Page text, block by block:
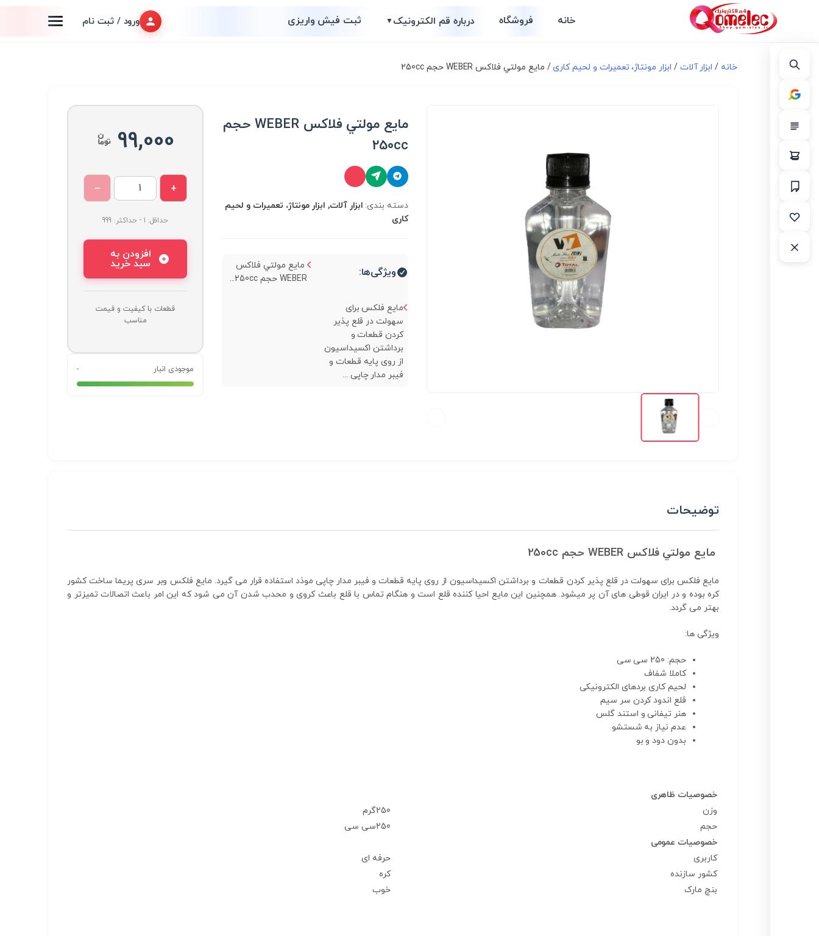
خانه فروشگاه درباره قم الکترونیک▼ ثبت فیش واریزی ورود / ثبت نام
خانه / ابزار آلات / ابزار مونتاژ، تعميرات و لحیم کاری/ مايع مولتي فلاكس WEBER حجم 250cc
مايع مولتي فلاكس WEBER حجم
250cc
دسته بندی: ابزار آلات, ابزار مونتاژ، تعميرات و لحیم
کاری
ویژگی‌ها:
مايع مولتي فلاكس
WEBER حجم 250cc...
مایع فلکس برای
سهولت در قلع پذیر
کردن قطعات و
برداشتن اکسیداسیون
از روی پایه قطعات و
فیبر مدار چاپی ...
99,000
+
−
حداقل: 1 - حداکثر: 999
افزودن به
سبد خرید
قطعات با کیفیت و قیمت
مناسب
موجودی انبار -
توضیحات
مايع مولتي فلاكس WEBER حجم 250cc
مایع فلکس برای سهولت در قلع پذیر کردن قطعات و برداشتن اکسیداسیون از روی پایه قطعات و فیبر مدار چاپی موذد استفاده قرار می گیرد. مایع فلکس وبر سری پریما ساخت کشور
کره بوده و در ایران قوطی های آن پر میشود. همچنین این مایع احیا کننده قلع است و هنگام تماس با قلع باعث کروی و محدب شدن آن می شود که این امر باعث اتصالات تمیزتر و
بهتر می گردد.
ویژگی ها:
حجم: 250 سی سی
کاملا شفاف
لحیم کاری بردهای الکترونیکی
قلع اندود کردن سر سیم
هنر تیفانی و استند گلس
عدم نیاز به شستشو
بدون دود و بو
خصوصیات ظاهری
وزن
250گرم
حجم
250سی سی
خصوصیات عمومی
کاربری
حرفه ای
کشور سازنده
کره
بنچ مارک
خوب